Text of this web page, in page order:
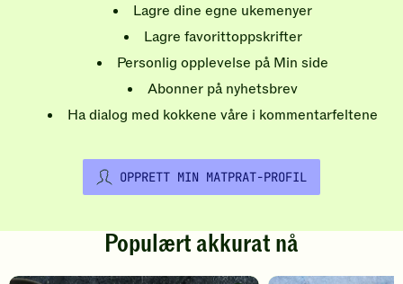
Lagre dine egne ukemenyer
Lagre favorittoppskrifter
Personlig opplevelse på Min side
Abonner på nyhetsbrev
Ha dialog med kokkene våre i kommentarfeltene
OPPRETT MIN MATPRAT-PROFIL
Populært akkurat nå